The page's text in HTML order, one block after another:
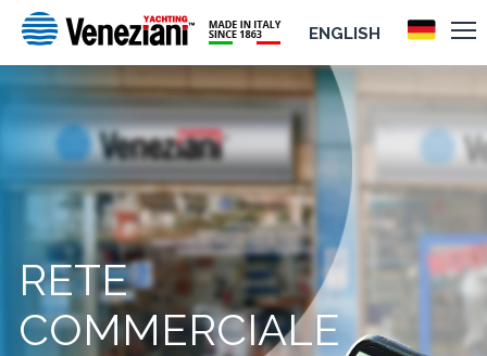
ENGLISH
RETE
COMMERCIALE